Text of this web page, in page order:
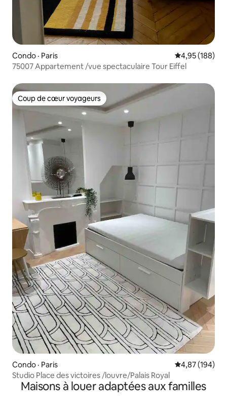
Condo · Paris Note
4,95 (188)
75007 Appartement /vue spectaculaire Tour Eiffel
Coup de cœur voyageurs
Coup de cœur voyageurs
Condo · Paris Note
4,87 (194)
Studio Place des victoires /louvre/Palais Royal
Maisons à louer adaptées aux familles